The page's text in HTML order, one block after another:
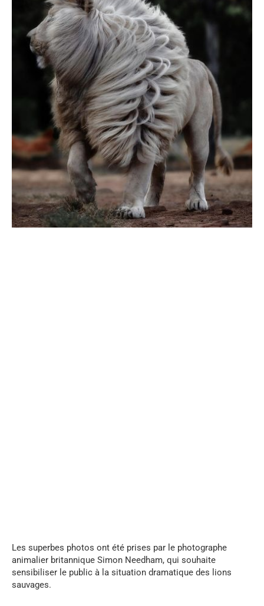
Les superbes photos ont été prises par le photographe
animalier britannique Simon Needham, qui souhaite
sensibiliser le public à la situation dramatique des lions
sauvages.